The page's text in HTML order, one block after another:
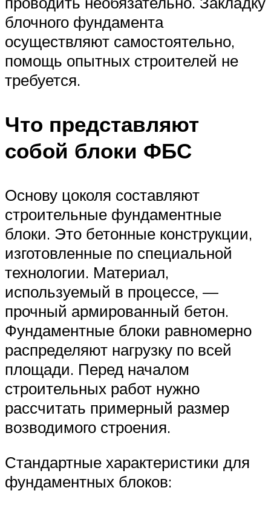
блочного фундамента
осуществляют самостоятельно,
помощь опытных строителей не
требуется.
Что представляют
собой блоки ФБС
Основу цоколя составляют
строительные фундаментные
блоки. Это бетонные конструкции,
изготовленные по специальной
технологии. Материал,
используемый в процессе, —
прочный армированный бетон.
Фундаментные блоки равномерно
распределяют нагрузку по всей
площади. Перед началом
строительных работ нужно
рассчитать примерный размер
возводимого строения.
Стандартные характеристики для
фундаментных блоков: